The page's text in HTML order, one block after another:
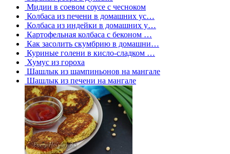
Мидии в соевом соусе с чесноком
Колбаса из печени в домашних ус…
Колбаса из индейки в домашних у…
Картофельная колбаса с беконом …
Как засолить скумбрию в домашни…
Куриные голени в кисло-сладком …
Хумус из гороха
Шашлык из шампиньонов на мангале
Шашлык из печени на мангале